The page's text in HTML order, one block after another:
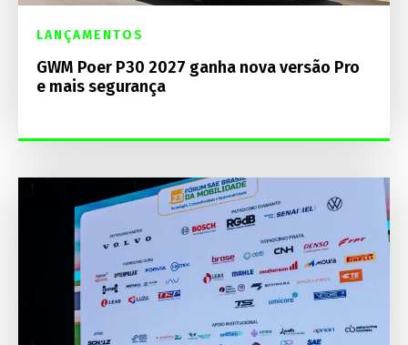
LANÇAMENTOS
GWM Poer P30 2027 ganha nova versão Pro
e mais segurança